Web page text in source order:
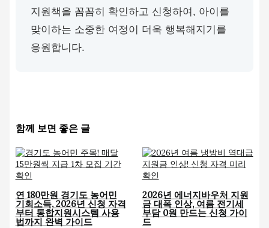
지원책을 꼼꼼히 확인하고 신청하여, 아이를
맞이하는 소중한 여정이 더욱 행복해지기를
응원합니다.
함께 보면 좋은 글
연 180만원 경기도 농어민
기회소득, 2026년 신청 자격
부터 통합지원시스템 사용
법까지 완벽 가이드
2026년 에너지바우처 지원
금 대폭 인상, 여름 전기세
부담 0원 만드는 신청 가이
드